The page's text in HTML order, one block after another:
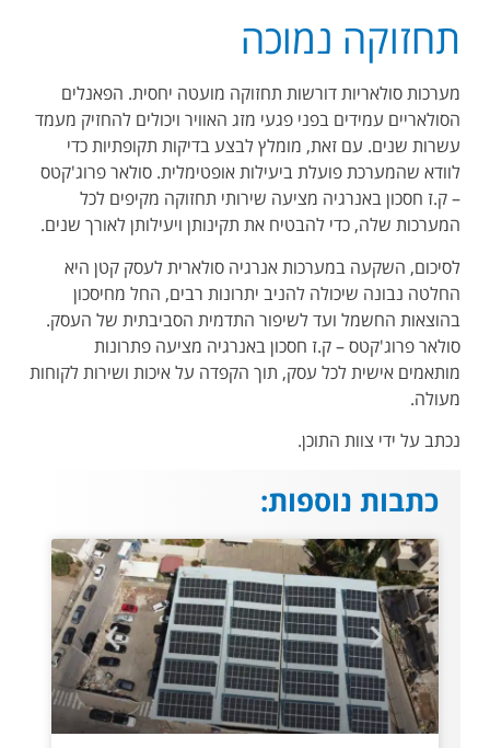
תחזוקה נמוכה
מערכות סולאריות דורשות תחזוקה מועטה יחסית. הפאנלים
הסולאריים עמידים בפני פגעי מזג האוויר ויכולים להחזיק מעמד
עשרות שנים. עם זאת, מומלץ לבצע בדיקות תקופתיות כדי
לוודא שהמערכת פועלת ביעילות אופטימלית. סולאר פרוג'קטס
– ק.ז חסכון באנרגיה מציעה שירותי תחזוקה מקיפים לכל
המערכות שלה, כדי להבטיח את תקינותן ויעילותן לאורך שנים.
לסיכום, השקעה במערכות אנרגיה סולארית לעסק קטן היא
החלטה נבונה שיכולה להניב יתרונות רבים, החל מחיסכון
בהוצאות החשמל ועד לשיפור התדמית הסביבתית של העסק.
סולאר פרוג'קטס – ק.ז חסכון באנרגיה מציעה פתרונות
מותאמים אישית לכל עסק, תוך הקפדה על איכות ושירות לקוחות
מעולה.
נכתב על ידי צוות התוכן.
כתבות נוספות: